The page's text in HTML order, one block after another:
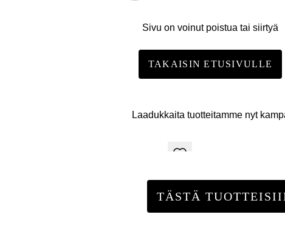
Sivu on voinut poistua tai siirtyä
TAKAISIN ETUSIVULLE
Laadukkaita tuotteitamme nyt
TÄSTÄ